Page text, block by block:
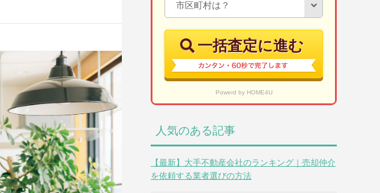
一括査定に進む
Powerd by HOME4U
人気のある記事
【最新】大手不動産会社のランキング｜売却仲介
を依頼する業者選びの方法